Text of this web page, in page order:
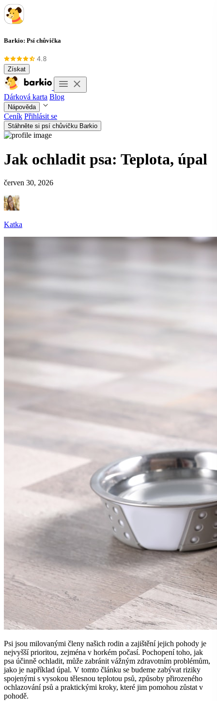
Barkio: Psí chůvička
Získat
Dárková karta Blog
Nápověda
Ceník Přihlásit se
Stáhněte si psí chůvičku Barkio
Jak ochladit psa: Teplota, úpal
červen 30, 2026
Katka
Psi jsou milovanými členy našich rodin a zajištění jejich pohody je
nejvyšší prioritou, zejména v horkém počasí. Pochopení toho, jak
psa účinně ochladit, může zabránit vážným zdravotním problémům,
jako je například úpal. V tomto článku se budeme zabývat riziky
spojenými s vysokou tělesnou teplotou psů, způsoby přirozeného
ochlazování psů a praktickými kroky, které jim pomohou zůstat v
pohodě.